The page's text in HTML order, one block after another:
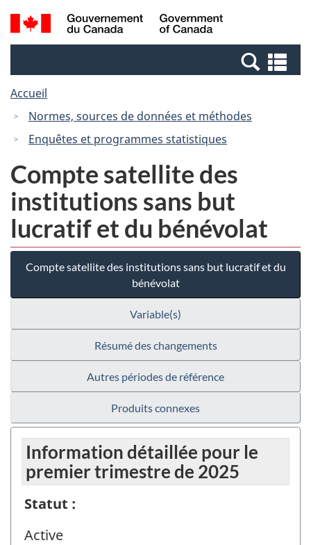
Passer
au
Passer
à
Canada
Recherche
et
et
Accueil
Normes, sources de données et méthodes
Enquêtes et programmes statistiques
Compte satellite des
institutions sans but
lucratif et du bénévolat
Compte satellite des institutions sans but lucratif et du
bénévolat
Variable(s)
Résumé des changements
Autres périodes de référence
Produits connexes
Information détaillée pour le
premier trimestre de 2025
Statut :
Active